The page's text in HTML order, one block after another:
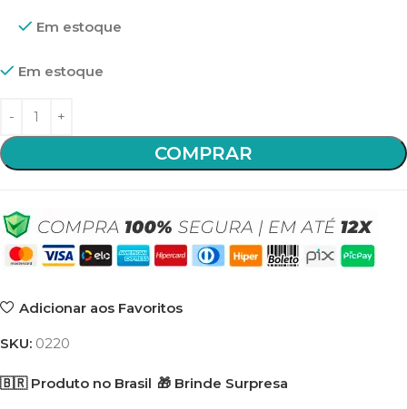
Em estoque
Em estoque
COMPRAR
Adicionar aos Favoritos
SKU: 0220
🇧🇷 Produto no Brasil 🎁 Brinde Surpresa